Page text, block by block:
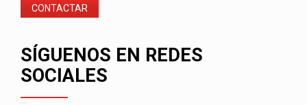
CONTACTAR
SÍGUENOS EN REDES
SOCIALES